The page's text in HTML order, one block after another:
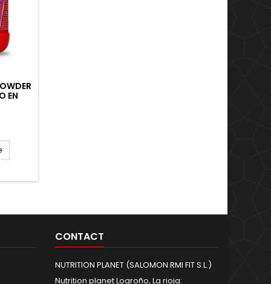
EN
CONTACT
NUTRITION PLANET (SALOMON RMI FIT S.L.)
Nutrition planet Logroño, La rioja: